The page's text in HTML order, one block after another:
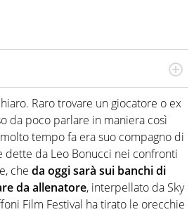
seguito numerose manifestazioni
con agenzie e testate. Esperienza,
e memoria storica. Si occupa
calcio
Raro trovare un giocatore o ex
da poco parlare in maniera così
tempo fa era suo compagno di
dette da Leo Bonucci nei confronti
che da oggi sarà sui banchi di
da allenatore, interpellato da Sky
Film Festival ha tirato le orecchie